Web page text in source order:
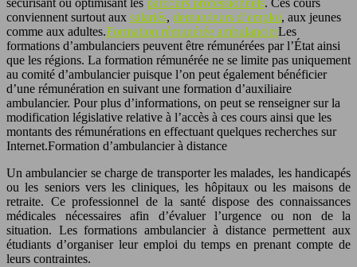
sécurisant ou optimisant les parcours professionnels. Ces cours
conviennent surtout aux salariés, demandeurs d’emploi, aux jeunes
comme aux adultes.Formation rémunérée ambulancierLes
formations d’ambulanciers peuvent être rémunérées par l’État ainsi
que les régions. La formation rémunérée ne se limite pas uniquement
au comité d’ambulancier puisque l’on peut également bénéficier
d’une rémunération en suivant une formation d’auxiliaire
ambulancier. Pour plus d’informations, on peut se renseigner sur la
modification législative relative à l’accès à ces cours ainsi que les
montants des rémunérations en effectuant quelques recherches sur
Internet.Formation d’ambulancier à distance
Un ambulancier se charge de transporter les malades, les handicapés
ou les seniors vers les cliniques, les hôpitaux ou les maisons de
retraite. Ce professionnel de la santé dispose des connaissances
médicales nécessaires afin d’évaluer l’urgence ou non de la
situation. Les formations ambulancier à distance permettent aux
étudiants d’organiser leur emploi du temps en prenant compte de
leurs contraintes.